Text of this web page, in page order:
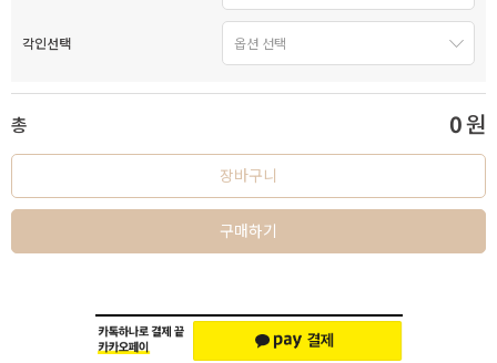
각인선택
총 0원
장바구니
구매하기